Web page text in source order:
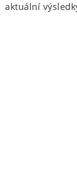
aktuální